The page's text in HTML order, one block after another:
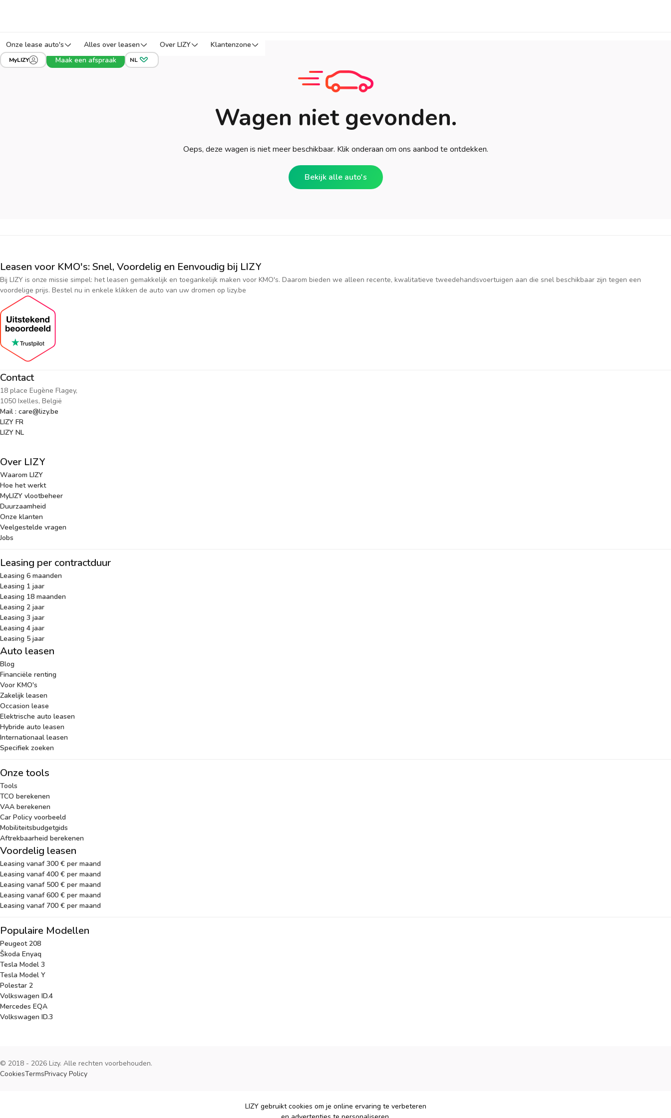
Onze lease auto's Alles over leasen Over LIZY Klantenzone
MyLIZY Maak een afspraak NL
Wagen niet gevonden.
Oeps, deze wagen is niet meer beschikbaar. Klik onderaan om ons aanbod te ontdekken.
Bekijk alle auto's
Leasen voor KMO's: Snel, Voordelig en Eenvoudig bij LIZY
Bij LIZY is onze missie simpel: het leasen gemakkelijk en toegankelijk maken voor KMO's. Daarom bieden we alleen recente, kwalitatieve tweedehandsvoertuigen aan die snel beschikbaar zijn tegen een
voordelige prijs. Bestel nu in enkele klikken de auto van uw dromen op lizy.be
Contact
18 place Eugène Flagey,
1050 Ixelles, België
Mail : care@lizy.be
LIZY FR
LIZY NL
Over LIZY
Waarom LIZY
Hoe het werkt
MyLIZY vlootbeheer
Duurzaamheid
Onze klanten
Veelgestelde vragen
Jobs
Leasing per contractduur
Leasing 6 maanden
Leasing 1 jaar
Leasing 18 maanden
Leasing 2 jaar
Leasing 3 jaar
Leasing 4 jaar
Leasing 5 jaar
Auto leasen
Blog
Financiële renting
Voor KMO's
Zakelijk leasen
Occasion lease
Elektrische auto leasen
Hybride auto leasen
Internationaal leasen
Specifiek zoeken
Onze tools
Tools
TCO berekenen
VAA berekenen
Car Policy voorbeeld
Mobiliteitsbudgetgids
Aftrekbaarheid berekenen
Voordelig leasen
Leasing vanaf 300 € per maand
Leasing vanaf 400 € per maand
Leasing vanaf 500 € per maand
Leasing vanaf 600 € per maand
Leasing vanaf 700 € per maand
Populaire Modellen
Peugeot 208
Škoda Enyaq
Tesla Model 3
Tesla Model Y
Polestar 2
Volkswagen ID.4
Mercedes EQA
Volkswagen ID.3
© 2018 - 2026 Lizy. Alle rechten voorbehouden.
CookiesTermsPrivacy Policy
LIZY gebruikt cookies om je online ervaring te verbeteren